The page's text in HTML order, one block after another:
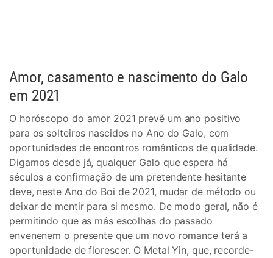
Amor, casamento e nascimento do Galo
em 2021
O horóscopo do amor 2021 prevê um ano positivo
para os solteiros nascidos no Ano do Galo, com
oportunidades de encontros românticos de qualidade.
Digamos desde já, qualquer Galo que espera há
séculos a confirmação de um pretendente hesitante
deve, neste Ano do Boi de 2021, mudar de método ou
deixar de mentir para si mesmo. De modo geral, não é
permitindo que as más escolhas do passado
envenenem o presente que um novo romance terá a
oportunidade de florescer. O Metal Yin, que, recorde-